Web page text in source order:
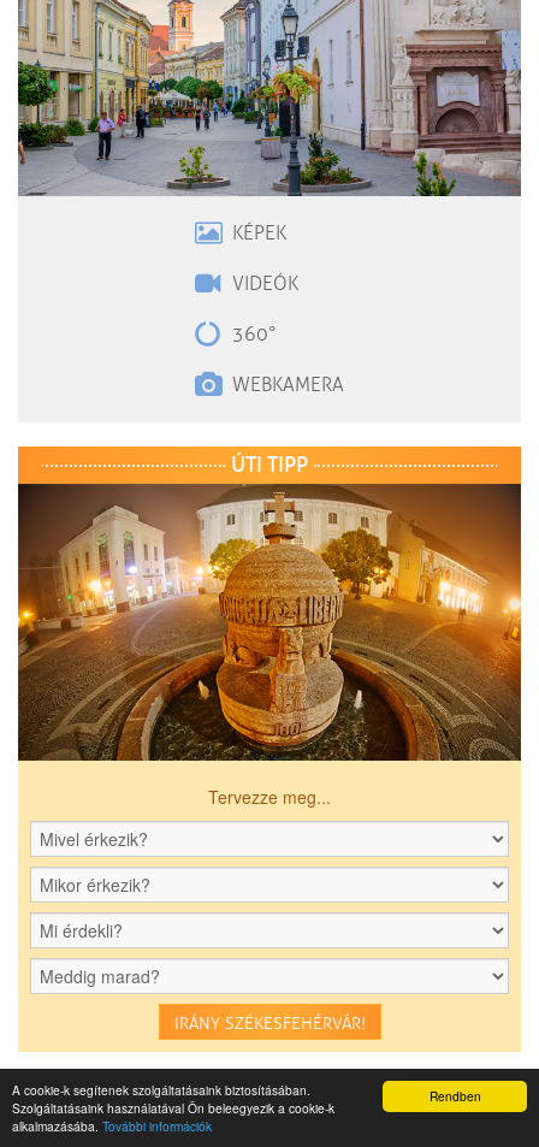
Rendben
A cookie-k segítenek szolgáltatásaink biztosításában.
Szolgáltatásaink használatával Ön beleegyezik a cookie-k
alkalmazásába. További információk
KÉPEK
VIDEÓK
360°
WEBKAMERA
ÚTI TIPP
Tervezze meg...
IRÁNY SZÉKESFEHÉRVÁR!
PARTNEREINK